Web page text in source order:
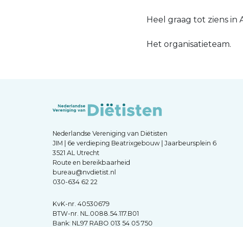
Heel graag tot ziens in
Het organisatieteam.
Nederlandse Vereniging van Diëtisten
JIM | 6e verdieping Beatrixgebouw | Jaarbeursplein 6
3521 AL Utrecht
Route en bereikbaarheid
bureau@nvdietist.nl
030-634 62 22
KvK-nr. 40530679
BTW-nr. NL.0088.54.117.B01
Bank: NL97 RABO 013 54 05 750